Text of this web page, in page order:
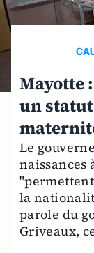
Mayotte
un
Le
naissances
la
parole du
Griveaux,